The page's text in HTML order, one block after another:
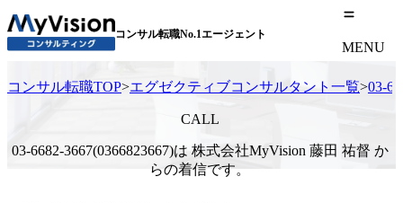
コンサル転職No.1エージェント
MENU
コンサル転職TOP>エグゼクティブコンサルタント一覧>03-
CALL
03-6682-3667(0366823667)は 株式会社MyVision 藤田 祐督 か
らの着信です。